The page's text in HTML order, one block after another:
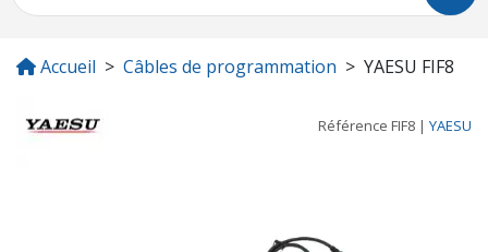
Accueil Câbles de programmation YAESU FIF8
Référence FIF8 | YAESU